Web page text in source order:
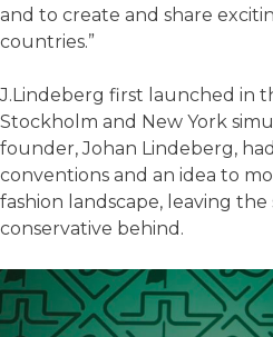
and to create and share
countries.”
J.Lindeberg first launched in
Stockholm and New York
founder, Johan Lindeberg,
conventions and an idea to
fashion landscape, leaving
conservative behind.